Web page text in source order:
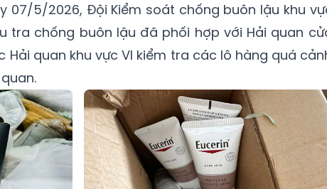
07/5/2026, Đội Kiểm soát chống buôn lậu khu
tra chống buôn lậu đã phối hợp với Hải quan
Hải quan khu vực VI kiểm tra các lô hàng quá